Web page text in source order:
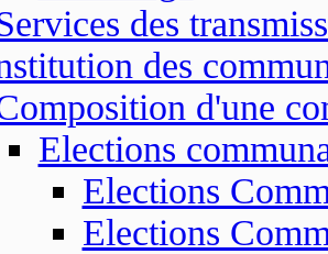
des
des
d'une
Elections
Elections
Elections